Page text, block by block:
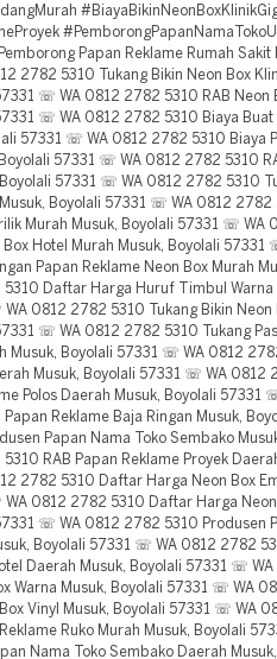
Papan Reklame Rumah Sakit
2782 5310 Tukang Bikin Neon Box
☏ WA 0812 2782 5310 RAB Neon
☏ WA 0812 2782 5310 Biaya Buat
57331 ☏ WA 0812 2782 5310 Biaya
57331 ☏ WA 0812 2782 5310
57331 ☏ WA 0812 2782 5310
Boyolali 57331 ☏ WA 0812 2782
Murah Musuk, Boyolali 57331 ☏ WA
Box Hotel Murah Musuk, Boyolali 57331
Papan Reklame Neon Box Murah
Daftar Harga Huruf Timbul Warna
0812 2782 5310 Tukang Bikin Neon
☏ WA 0812 2782 5310 Tukang
Musuk, Boyolali 57331 ☏ WA 0812
Musuk, Boyolali 57331 ☏ WA 0812
Polos Daerah Musuk, Boyolali 57331
Reklame Baja Ringan Musuk,
Papan Nama Toko Sembako
RAB Papan Reklame Proyek
2782 5310 Daftar Harga Neon Box
WA 0812 2782 5310 Daftar Harga
☏ WA 0812 2782 5310 Produsen
Boyolali 57331 ☏ WA 0812 2782
Daerah Musuk, Boyolali 57331 ☏
Warna Musuk, Boyolali 57331 ☏ WA
Vinyl Musuk, Boyolali 57331 ☏ WA
Ruko Murah Musuk, Boyolali
Nama Toko Sembako Daerah